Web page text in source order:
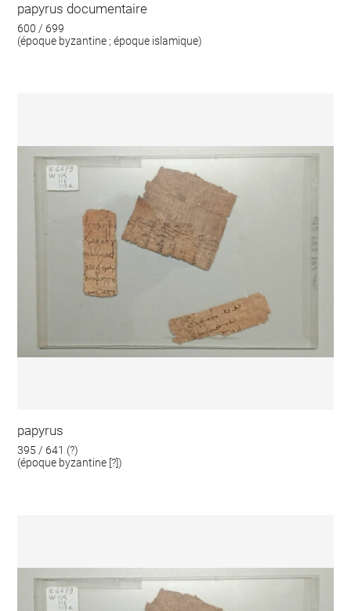
papyrus documentaire
600 / 699
(époque byzantine ; époque islamique)
papyrus
395 / 641 (?)
(époque byzantine [?])